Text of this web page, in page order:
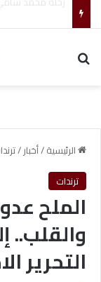
الرئيسية/أخبار/
ترندات
الملح
والقلب..
التحرير